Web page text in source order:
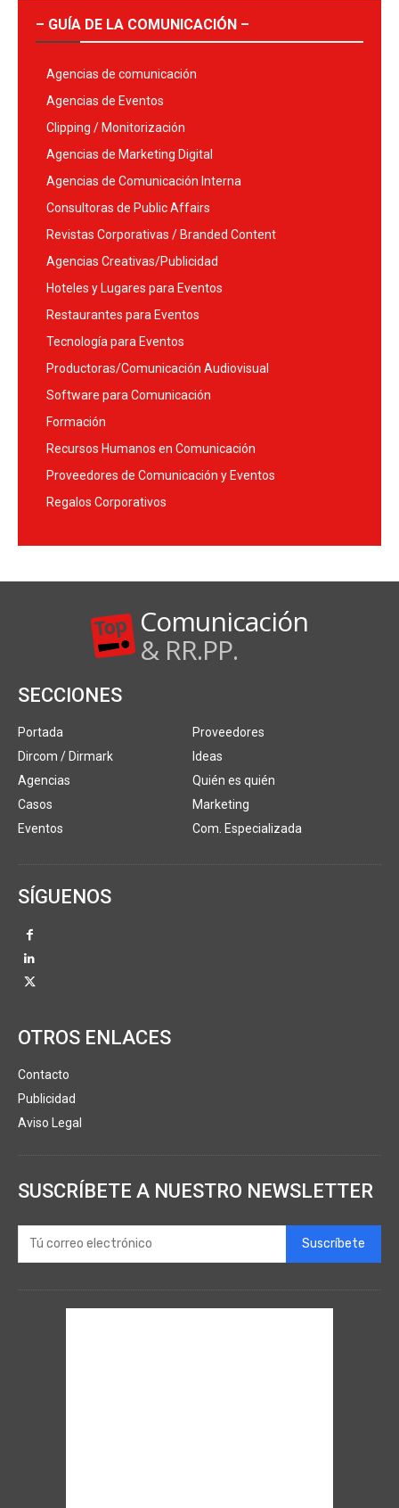
– GUÍA DE LA COMUNICACIÓN –
Agencias de comunicación
Agencias de Eventos
Clipping / Monitorización
Agencias de Marketing Digital
Agencias de Comunicación Interna
Consultoras de Public Affairs
Revistas Corporativas / Branded Content
Agencias Creativas/Publicidad
Hoteles y Lugares para Eventos
Restaurantes para Eventos
Tecnología para Eventos
Productoras/Comunicación Audiovisual
Software para Comunicación
Formación
Recursos Humanos en Comunicación
Proveedores de Comunicación y Eventos
Regalos Corporativos
Comunicación
& RR.PP.
SECCIONES
Portada
Dircom / Dirmark
Agencias
Casos
Eventos
Proveedores
Ideas
Quién es quién
Marketing
Com. Especializada
SÍGUENOS
OTROS ENLACES
Contacto
Publicidad
Aviso Legal
SUSCRÍBETE A NUESTRO NEWSLETTER
Suscríbete